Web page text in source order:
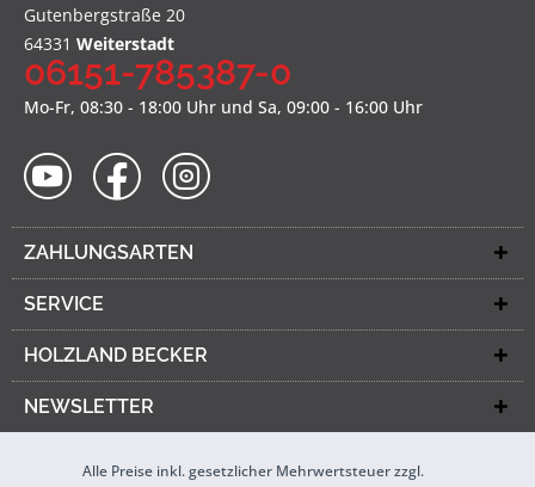
Gutenbergstraße 20
64331 Weiterstadt
06151-785387-0
Mo-Fr, 08:30 - 18:00 Uhr und Sa, 09:00 - 16:00 Uhr
ZAHLUNGSARTEN
SERVICE
HOLZLAND BECKER
NEWSLETTER
Alle Preise inkl. gesetzlicher Mehrwertsteuer zzgl.